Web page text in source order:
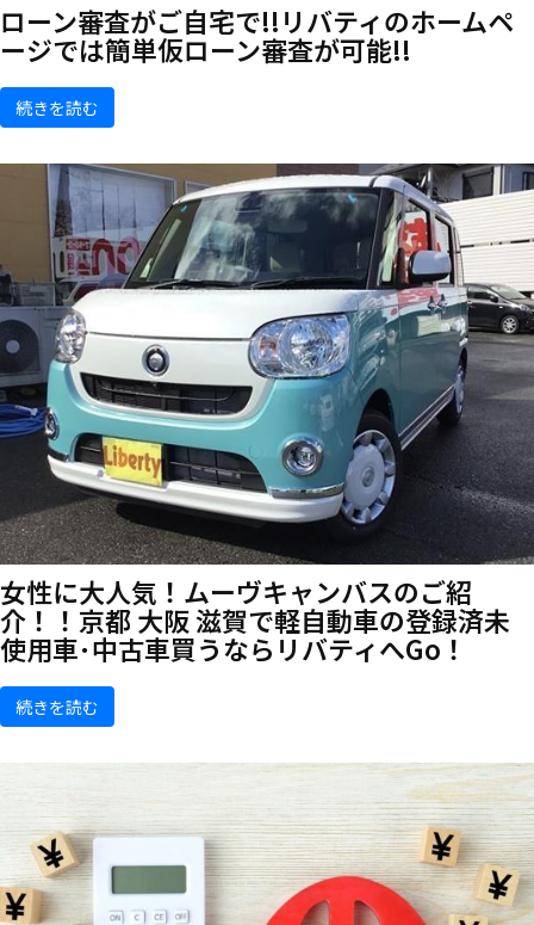
ローン審査がご自宅で!!リバティのホームペ
ージでは簡単仮ローン審査が可能!!
続きを読む
女性に大人気！ムーヴキャンバスのご紹
介！！京都 大阪 滋賀で軽自動車の登録済未
使用車･中古車買うならリバティへGo！
続きを読む